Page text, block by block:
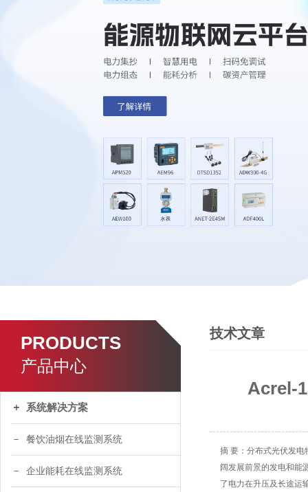
PRODUCTS
产品中心
系统解决方案
餐饮油烟在线监测系统
企业能耗在线监测系统
技术文章
Acrel-
摘 要：分布式光伏发
阔发展前景的发电和能
了电力在升压及长途运